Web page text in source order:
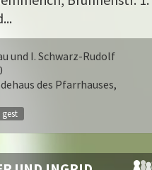
und I. Schwarz-Rudolf
des Pfarrhauses,
gest